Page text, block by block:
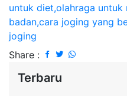
untuk diet,olahraga untuk
badan,cara joging yang
joging
Share :
Terbaru